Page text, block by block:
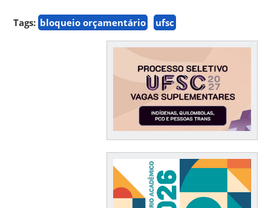
Tags: bloqueio orçamentário ufsc